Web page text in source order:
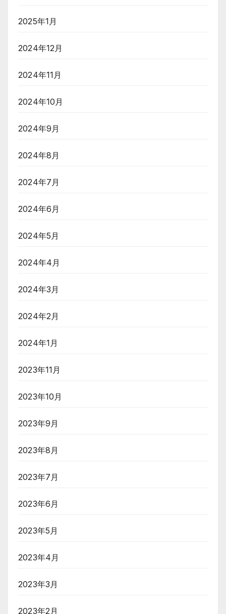
2025年1月
2024年12月
2024年11月
2024年10月
2024年9月
2024年8月
2024年7月
2024年6月
2024年5月
2024年4月
2024年3月
2024年2月
2024年1月
2023年11月
2023年10月
2023年9月
2023年8月
2023年7月
2023年6月
2023年5月
2023年4月
2023年3月
2023年2月